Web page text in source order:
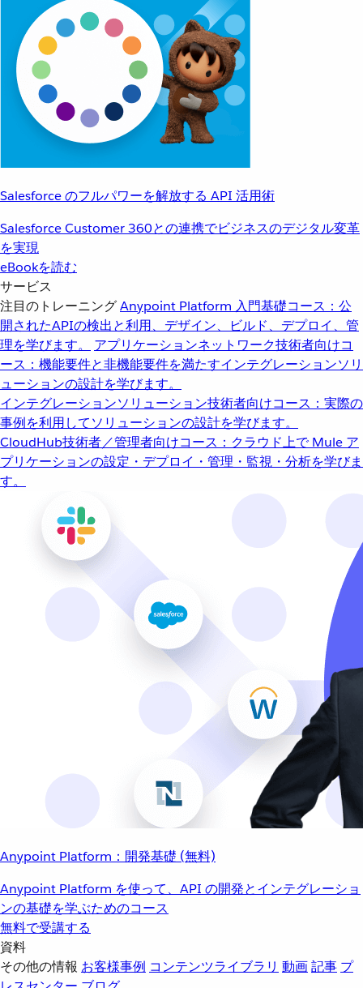
Salesforce のフルパワーを解放する API 活用術
Salesforce Customer 360との連携でビジネスのデジタル変革
を実現
eBookを読む
サービス
注目のトレーニングAnypoint Platform 入門基礎コース：公
開されたAPIの検出と利用、デザイン、ビルド、デプロイ、管
理を学びます。
アプリケーションネットワーク技術者向けコ
ース：機能要件と非機能要件を満たすインテグレーションソリ
ューションの設計を学びます。
インテグレーションソリューション技術者向けコース：実際の
事例を利用してソリューションの設計を学びます。
CloudHub技術者／管理者向けコース：クラウド上で Mule ア
プリケーションの設定・デプロイ・管理・監視・分析を学びま
す。
Anypoint Platform：開発基礎 (無料)
Anypoint Platform を使って、API の開発とインテグレーショ
ンの基礎を学ぶためのコース
無料で受講する
資料
その他の情報 お客様事例 コンテンツライブラリ 動画記事 プ